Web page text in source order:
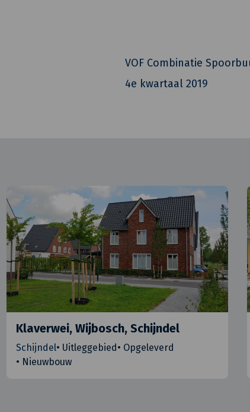
VOF Combinatie
4e kwartaal 2019
Klaverwei, Wijbosch, Schijndel
Schijndel• Uitleggebied• Opgeleverd
• Nieuwbouw